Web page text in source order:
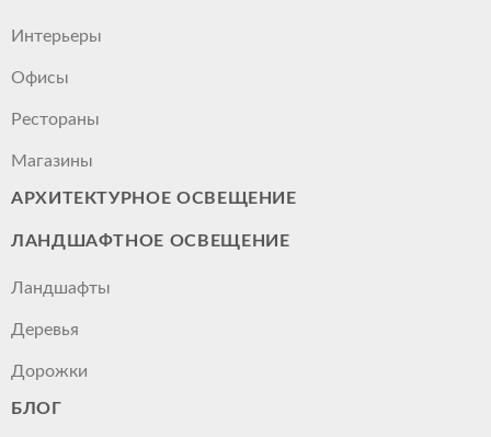
Интерьеры
Офисы
Рестораны
Магазины
АРХИТЕКТУРНОЕ ОСВЕЩЕНИЕ
ЛАНДШАФТНОЕ ОСВЕЩЕНИЕ
Ландшафты
Деревья
Дорожки
БЛОГ